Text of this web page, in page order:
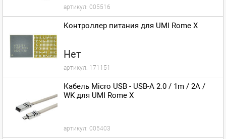
артикул: 005516
Контроллер питания для UMI Rome X
Нет
артикул: 171151
Кабель Micro USB - USB-A 2.0 / 1m / 2A /
WK для UMI Rome X
артикул: 005403